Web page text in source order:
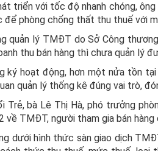
triển với tốc độ nhanh chóng,
phòng chống thất thu thuế với
quản lý TMĐT do Sở Công
thu bán hàng thì chưa quản lý
ký hoạt động, hơn một nửa tồn
quản lý thống kê đúng vai trò,
Trẻ, bà Lê Thị Hà, phó trưởng
về TMĐT, người tham gia bán hàng
dưới hình thức sàn giao dịch